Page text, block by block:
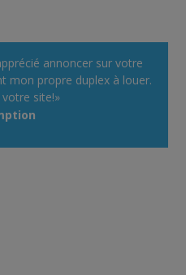
annoncer sur votre
mon propre duplex à louer.
site!»